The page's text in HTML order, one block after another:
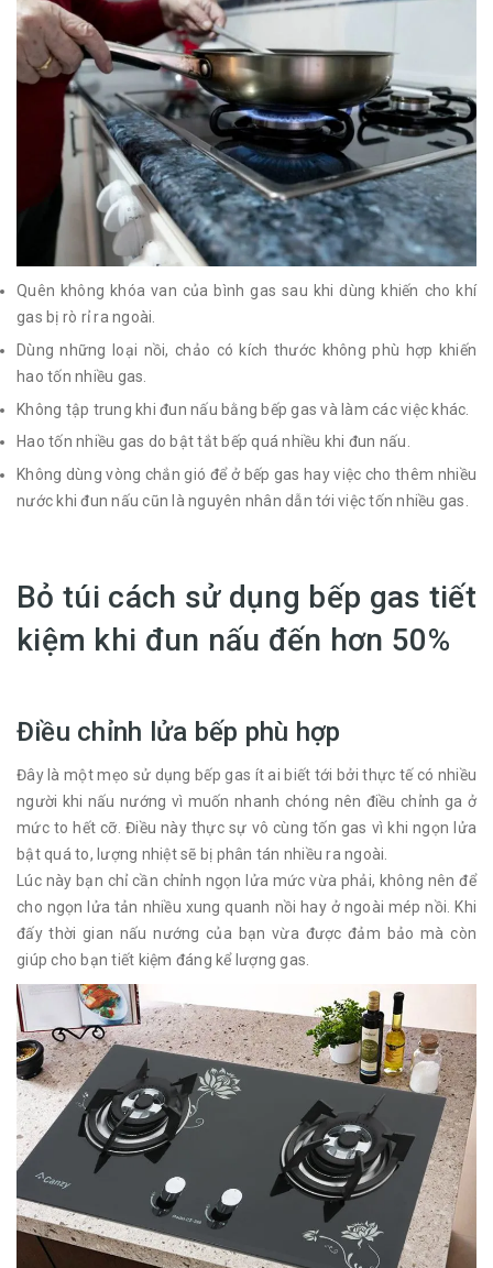
Quên không khóa van của bình gas sau khi dùng khiến cho khí
gas bị rò rỉ ra ngoài.
Dùng những loại nồi, chảo có kích thước không phù hợp khiến
hao tốn nhiều gas.
Không tập trung khi đun nấu bằng bếp gas và làm các việc khác.
Hao tốn nhiều gas do bật tắt bếp quá nhiều khi đun nấu.
Không dùng vòng chắn gió để ở bếp gas hay việc cho thêm nhiều
nước khi đun nấu cũn là nguyên nhân dẫn tới việc tốn nhiều gas.
Bỏ túi cách sử dụng bếp gas tiết
kiệm khi đun nấu đến hơn 50%
Điều chỉnh lửa bếp phù hợp
Đây là một mẹo sử dụng bếp gas ít ai biết tới bởi thực tế có nhiều
người khi nấu nướng vì muốn nhanh chóng nên điều chỉnh ga ở
mức to hết cỡ. Điều này thực sự vô cùng tốn gas vì khi ngọn lửa
bật quá to, lượng nhiệt sẽ bị phân tán nhiều ra ngoài.
Lúc này bạn chỉ cần chỉnh ngọn lửa mức vừa phải, không nên để
cho ngọn lửa tản nhiều xung quanh nồi hay ở ngoài mép nồi. Khi
đấy thời gian nấu nướng của bạn vừa được đảm bảo mà còn
giúp cho bạn tiết kiệm đáng kể lượng gas.